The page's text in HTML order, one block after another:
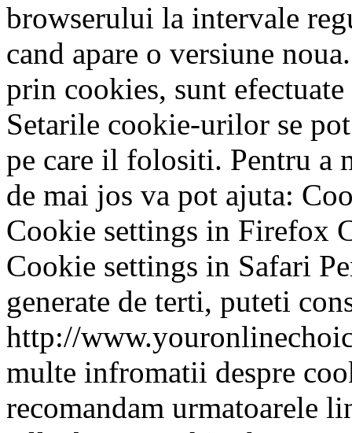
browserului la intervale
cand apare o versiune
prin cookies, sunt
Setarile cookie-urilor se
pe care il folositi. Pentru a
de mai jos va pot ajuta:
Cookie settings in Firefox
Cookie settings in Safari
generate de terti, puteti
http://
multe infromatii despre
recomandam urmatoarele